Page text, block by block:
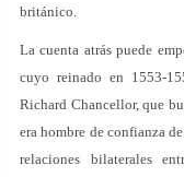
británico.
La cuenta atrás puede
cuyo reinado en 1553-
Richard Chancellor, que
era hombre de confianza
relaciones bilaterales